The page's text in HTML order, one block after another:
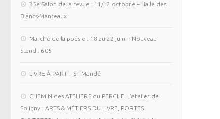
35e Salon de la revue : 11/12 octobre – Halle des
Blancs-Manteaux
Marché de la poésie : 18 au 22 juin – Nouveau
Stand : 605
LIVRE À PART – ST Mandé
CHEMIN des ATELIERS du PERCHE. L’atelier de
Soligny : ARTS & MÉTIERS DU LIVRE, PORTES